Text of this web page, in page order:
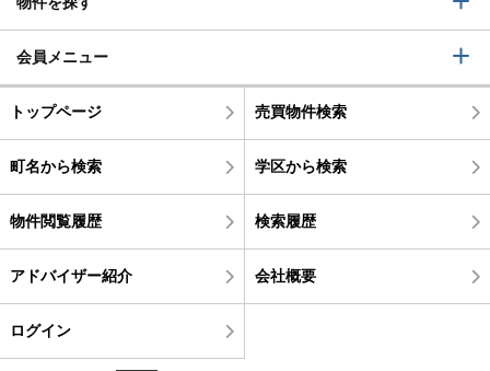
会員メニュー
トップページ 売買物件検索
町名から検索 学区から検索
物件閲覧履歴 検索履歴
アドバイザー紹介 会社概要
ログイン